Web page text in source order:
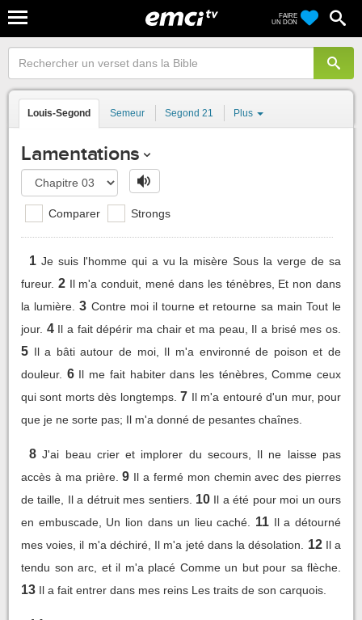
FAIRE
UN DON
Louis-Segond Semeur Segond 21 Plus
Lamentations
Comparer Strongs
1 Je suis l'homme qui a vu la misère Sous la verge de sa
fureur. 2 Il m'a conduit, mené dans les ténèbres, Et non dans
la lumière. 3 Contre moi il tourne et retourne sa main Tout le
jour. 4 Il a fait dépérir ma chair et ma peau, Il a brisé mes os.
5 Il a bâti autour de moi, Il m'a environné de poison et de
douleur. 6 Il me fait habiter dans les ténèbres, Comme ceux
qui sont morts dès longtemps. 7 Il m'a entouré d'un mur, pour
que je ne sorte pas; Il m'a donné de pesantes chaînes.
8 J'ai beau crier et implorer du secours, Il ne laisse pas
accès à ma prière. 9 Il a fermé mon chemin avec des pierres
de taille, Il a détruit mes sentiers. 10 Il a été pour moi un ours
en embuscade, Un lion dans un lieu caché.
11 Il a détourné
mes voies, il m'a déchiré, Il m'a jeté dans la désolation.
12 Il a
tendu son arc, et il m'a placé Comme un but pour sa flèche.
13 Il a fait entrer dans mes reins Les traits de son carquois.